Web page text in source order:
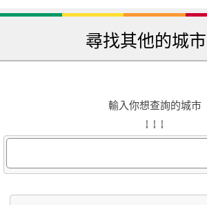
尋找其他的城
輸入你想查詢的城市
↓ ↓ ↓